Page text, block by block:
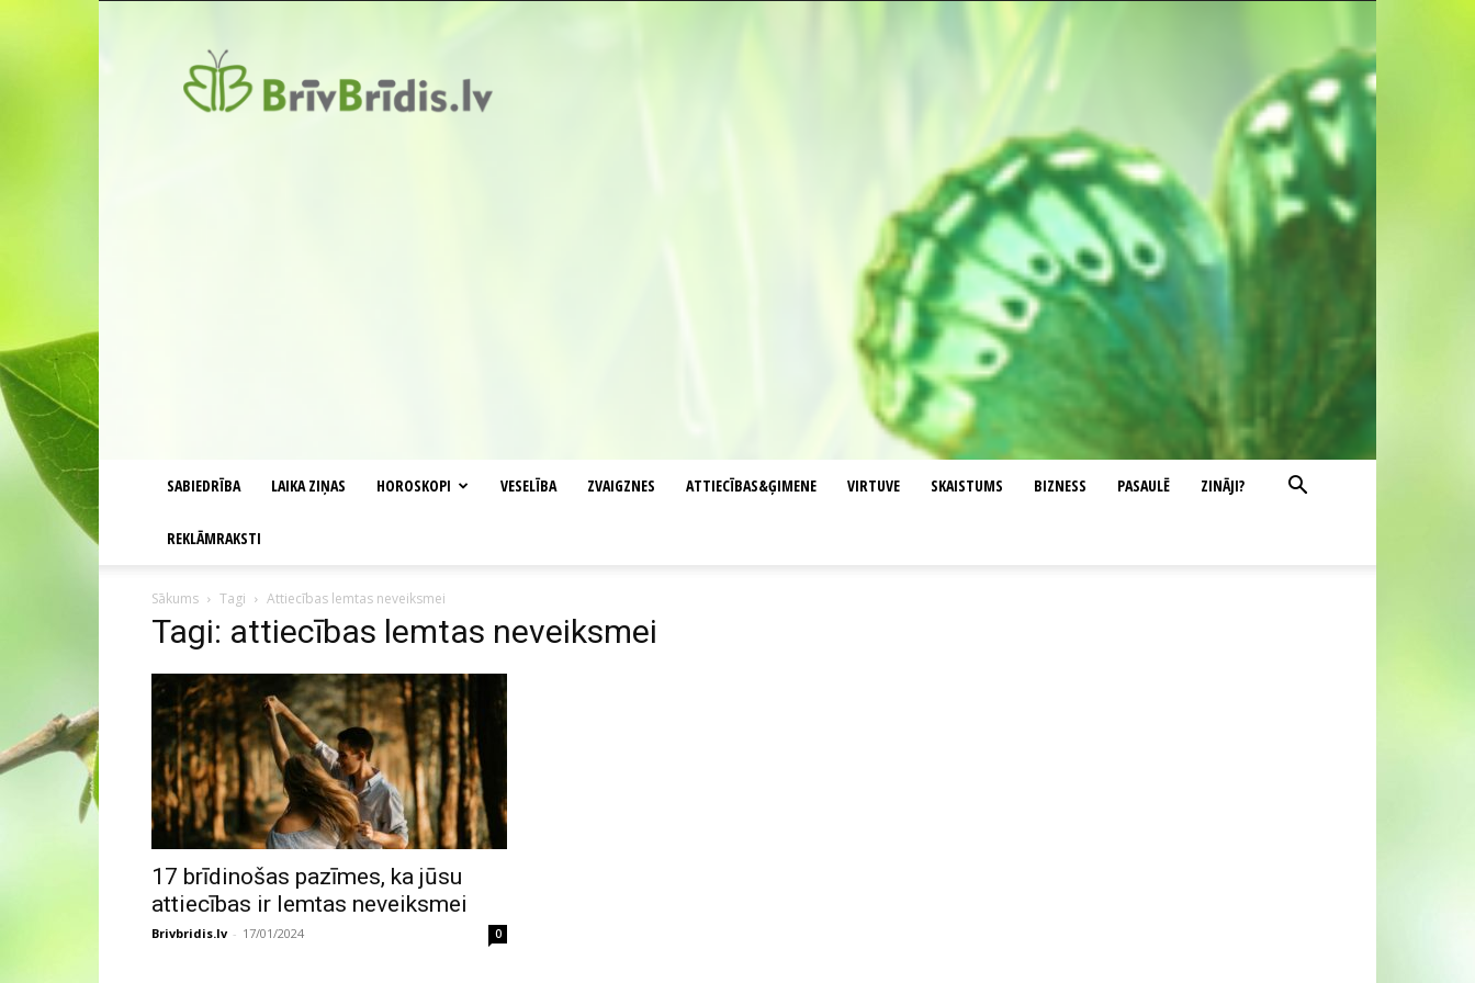
SABIEDRĪBA LAIKA ZIŅAS HOROSKOPI VESELĪBA ZVAIGZNES ATTIECĪBAS&ĢIMENE VIRTUVE SKAISTUMS BIZNESS PASAULĒ ZINĀJI?
REKLĀMRAKSTI
Sākums Tagi Attiecības lemtas neveiksmei
Tagi: attiecības lemtas neveiksmei
17 brīdinošas pazīmes, ka jūsu
attiecības ir lemtas neveiksmei
Brivbridis.lv - 17/01/2024 0